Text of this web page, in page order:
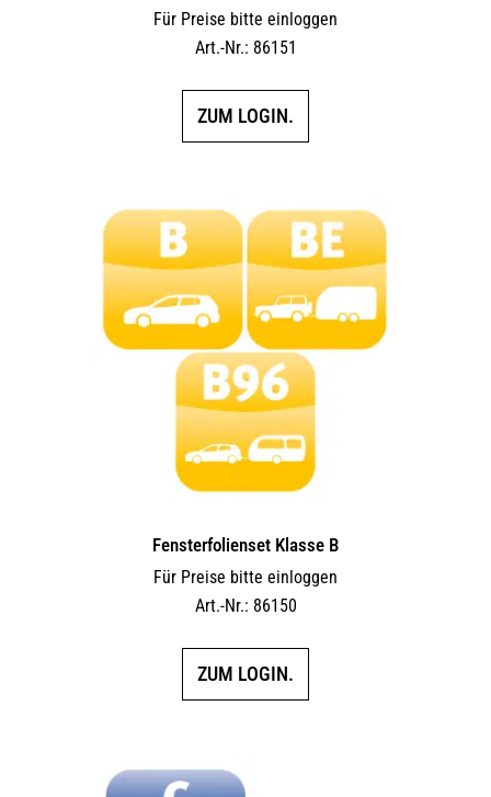
Für Preise bitte einloggen
Art.-Nr.: 86151
ZUM LOGIN.
Fensterfolienset Klasse B
Für Preise bitte einloggen
Art.-Nr.: 86150
ZUM LOGIN.